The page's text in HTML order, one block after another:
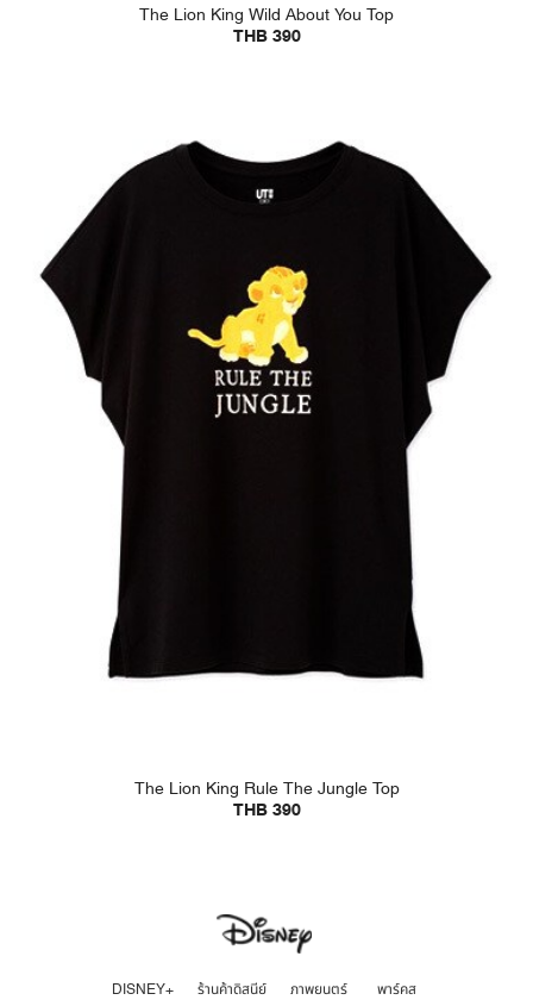
The Lion King Wild About You Top
THB 390
The Lion King Rule The Jungle Top
THB 390
DISNEY+ ร้านค้าดิสนีย์ ภาพยนตร์ พาร์คส